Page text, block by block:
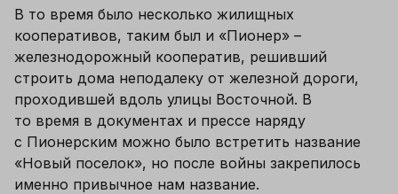
В то время было несколько жилищных
кооперативов, таким был и «Пионер» –
железнодорожный кооператив, решивший
строить дома неподалеку от железной дороги,
проходившей вдоль улицы Восточной. В
то время в документах и прессе наряду
с Пионерским можно было встретить название
«Новый поселок», но после войны закрепилось
именно привычное нам название.